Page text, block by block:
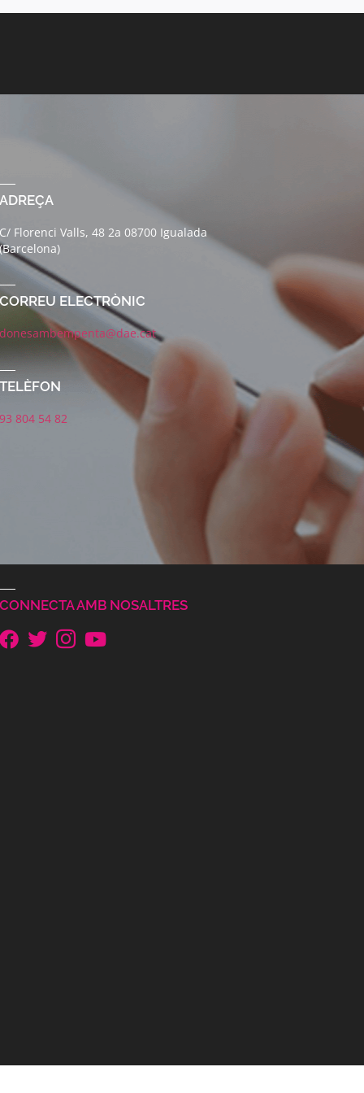
Florenci Valls, 48 2a 08700 Igualada
ELECTRÒNIC
804 54 82
AMB NOSALTRES